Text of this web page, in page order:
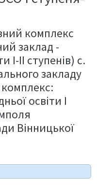
комплекс
заклад -
І-ІІ ступенів) с.
закладу
освіти І
Вінницької